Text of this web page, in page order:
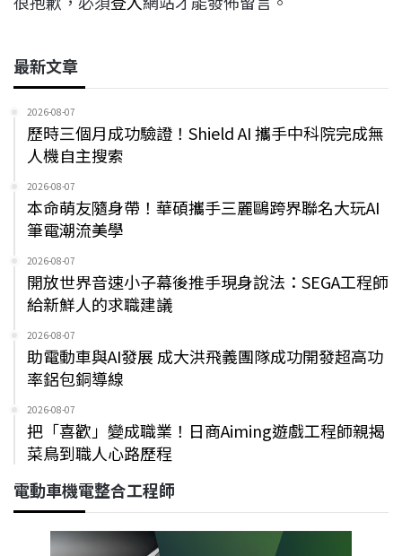
最新文章
2026-08-07
歷時三個月成功驗證！Shield AI 攜手中科院完成無
人機自主搜索
2026-08-07
本命萌友隨身帶！華碩攜手三麗鷗跨界聯名大玩AI
筆電潮流美學
2026-08-07
開放世界音速小子幕後推手現身說法：SEGA工程師
給新鮮人的求職建議
2026-08-07
助電動車與AI發展 成大洪飛義團隊成功開發超高功
率鋁包銅導線
2026-08-07
把「喜歡」變成職業！日商Aiming遊戲工程師親揭
菜鳥到職人心路歷程
電動車機電整合工程師